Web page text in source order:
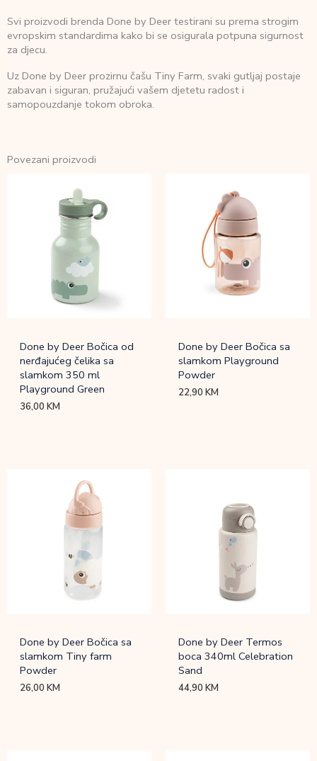
Svi proizvodi brenda Done by Deer testirani su prema strogim
evropskim standardima kako bi se osigurala potpuna sigurnost
za djecu. ​
Uz Done by Deer prozirnu čašu Tiny Farm, svaki gutljaj postaje
zabavan i siguran, pružajući vašem djetetu radost i
samopouzdanje tokom obroka.
Povezani proizvodi
Done by Deer Bočica od
nerđajućeg čelika sa
slamkom 350 ml
Playground Green
36,00KM
Done by Deer Bočica sa
slamkom Playground
Powder
22,90KM
Done by Deer Bočica sa
slamkom Tiny farm
Powder
26,00KM
Done by Deer Termos
boca 340ml Celebration
Sand
44,90KM